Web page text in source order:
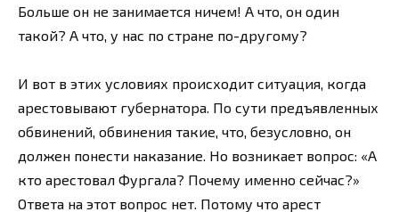
Больше он не занимается ничем! А что, он один
такой? А что, у нас по стране по-другому?
И вот в этих условиях происходит ситуация, когда
арестовывают губернатора. По сути предъявленных
обвинений, обвинения такие, что, безусловно, он
должен понести наказание. Но возникает вопрос: «А
кто арестовал Фургала? Почему именно сейчас?»
Ответа на этот вопрос нет. Потому что арест